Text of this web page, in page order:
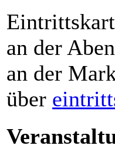
an der
an der
über